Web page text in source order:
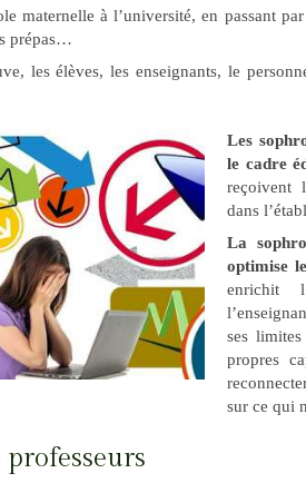
maternelle à l’université, en passant
prépas…
les élèves, les enseignants, le
Les
le cadre
reçoivent
dans
La
optimise
enrichit
ses
propres
sur ce qui
professeurs